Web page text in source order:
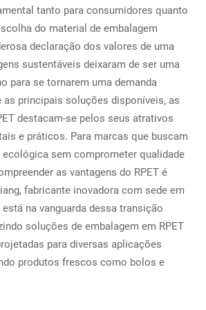
tanto para consumidores quanto
do material de embalagem
declaração dos valores de uma
sustentáveis deixaram de ser uma
para se tornarem uma demanda
as principais soluções disponíveis, as
destacam-se pelos seus atrativos
e práticos. Para marcas que buscam
ecológica sem comprometer qualidade
as vantagens do RPET é
fabricante inovadora com sede em
está na vanguarda dessa transição
soluções de embalagem em RPET
para diversas aplicações
produtos frescos como bolos e